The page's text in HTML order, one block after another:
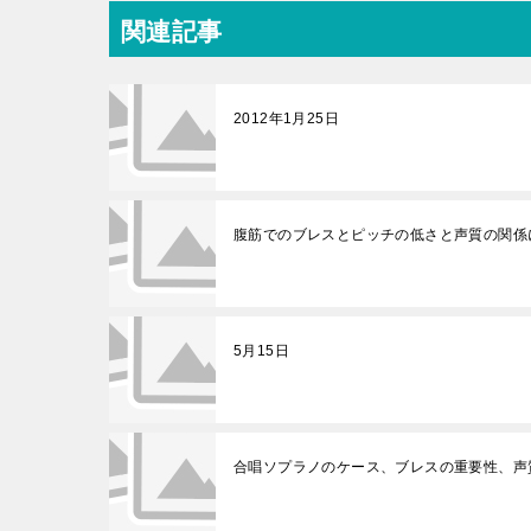
関連記事
2012年1月25日
腹筋でのブレスとピッチの低さと声質の関係
5月15日
合唱ソプラノのケース、ブレスの重要性、